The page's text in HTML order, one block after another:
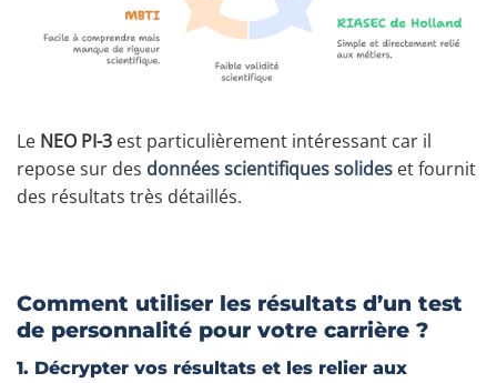
Le NEO PI-3 est particulièrement intéressant car il
repose sur des données scientifiques solides et fournit
des résultats très détaillés.
Comment utiliser les résultats d’un test
de personnalité pour votre carrière ?
1. Décrypter vos résultats et les relier aux